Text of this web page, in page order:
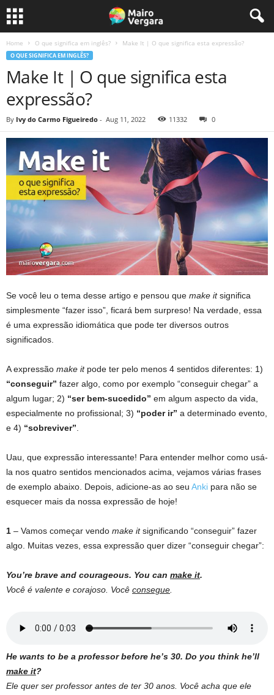
Home O que significa em inglês? Make It | O que significa esta expressão?
O QUE SIGNIFICA EM INGLÊS?
Make It | O que significa esta
expressão?
By Ivy do Carmo Figueiredo - Aug 11, 2022 11332 0
Se você leu o tema desse artigo e pensou que make itsignifica
simplesmente “fazer isso”, ficará bem surpreso! Na verdade, essa
é uma expressão idiomática que pode ter diversos outros
significados.
A expressão make it pode ter pelo menos 4 sentidos diferentes: 1)
“conseguir” fazer algo, como por exemplo “conseguir chegar” a
algum lugar; 2) “ser bem-sucedido” em algum aspecto da vida,
especialmente no profissional; 3) “poder ir” a determinado evento,
e 4) “sobreviver”
Uau, que expressão interessante! Para entender melhor como usá-
la nos quatro sentidos mencionados acima, vejamos várias frases
de exemplo abaixo. Depois, adicione-as ao seu Anki para não se
esquecer mais da nossa expressão de hoje!
1 – Vamos começar vendo make itsignificando “conseguir” fazer
algo. Muitas vezes, essa expressão quer dizer “conseguir chegar”:
You’re brave and courageous. You can make it.
Você é valente e corajoso. Você consegue
He wants to be a professor before he’s 30. Do you think he’ll
make it?
Ele quer ser professor antes de ter 30 anos. Você acha que ele